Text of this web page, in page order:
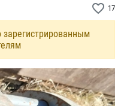
favorite_border 17